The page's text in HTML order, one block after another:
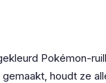
Pokémon-
houdt ze